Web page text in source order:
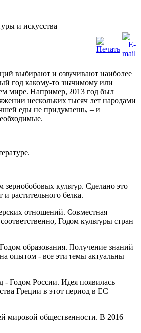
и искусства
выбирают и озвучивают наиболее
год какому-то значимому или
мире. Например, 2013 год был
нескольких тысяч лет народами
еды не придумаешь, – и
культур. Сделано это
растительного белка.
отношений. Совместная
Годом культуры стран
образования. Получение знаний
опытом - все эти темы актуальны
- Годом России. Идея появилась
Греции в этот период в ЕС
мировой общественности. В 2016